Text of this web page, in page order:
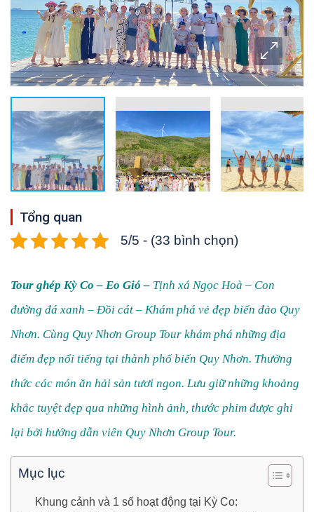
Tổng quan
5/5 - (33 bình chọn)
Tour ghép Kỳ Co – Eo Gió – Tịnh xá Ngọc Hoà – Con
đường đá xanh – Đồi cát – Khám phá vẻ đẹp biển đảo Quy
Nhơn. Cùng Quy Nhơn Group Tour khám phá những địa
điểm đẹp nổi tiếng tại thành phố biển Quy Nhơn. Thưởng
thức các món ăn hải sản tươi ngon. Lưu giữ những khoảng
khắc tuyệt đẹp qua những hình ảnh, thước phim được ghi
lại bởi hướng dẫn viên Quy Nhơn Group Tour.
Mục lục
Khung cảnh và 1 số hoạt động tại Kỳ Co: